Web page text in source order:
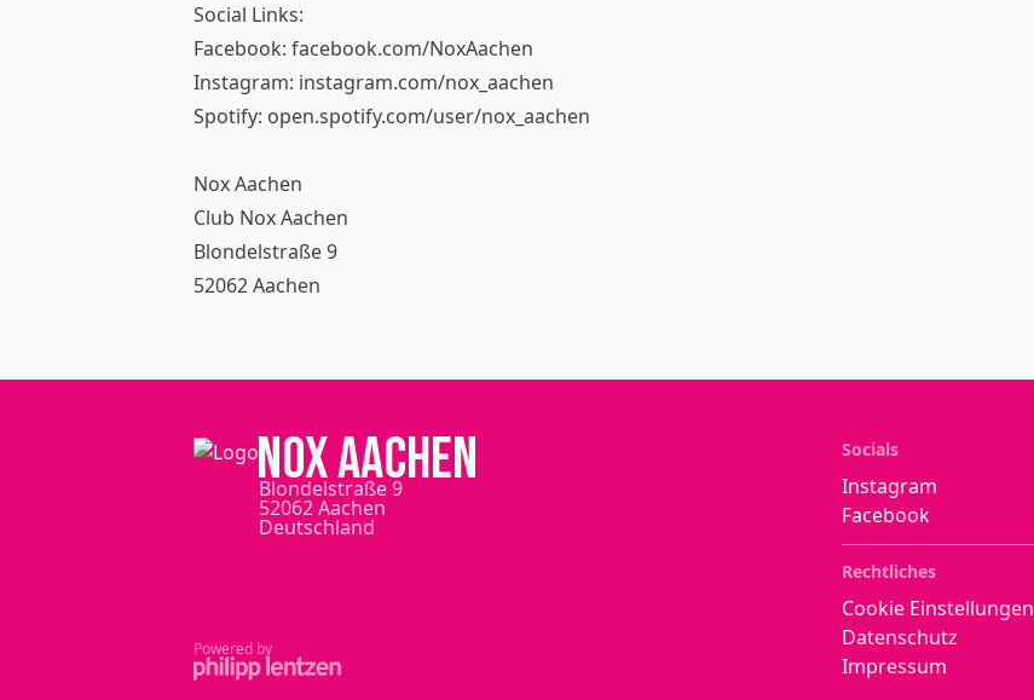
Social Links:
Facebook: facebook.com/NoxAachen
Instagram: instagram.com/nox_aachen
Spotify: open.spotify.com/user/nox_aachen
Nox Aachen
Club Nox Aachen
Blondelstraße 9
52062 Aachen
NOX Aachen
Blondelstraße 9
52062 Aachen
Deutschland
Socials
Instagram
Facebook
Rechtliches
Cookie Einstellungen
Datenschutz
Impressum
Powered by